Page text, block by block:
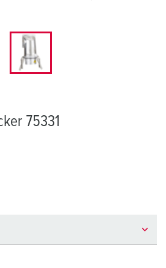
75331